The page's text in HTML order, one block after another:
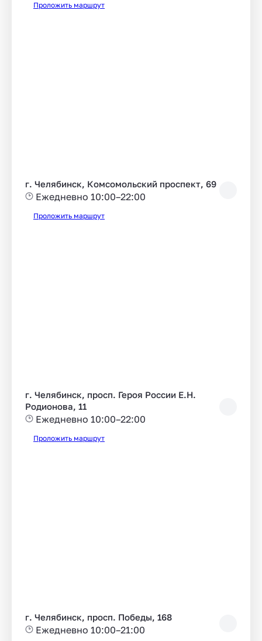
Проложить маршрут
г. Челябинск, Комсомольский проспект, 69
Ежедневно 10:00–22:00
Проложить маршрут
г. Челябинск, просп. Героя России Е.Н.
Родионова, 11
Ежедневно 10:00–22:00
Проложить маршрут
г. Челябинск, просп. Победы, 168
Ежедневно 10:00–21:00